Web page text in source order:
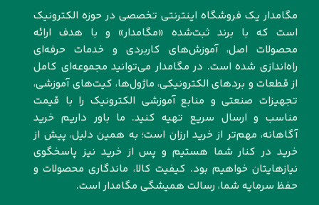
مگامدار یک فروشگاه اینترنتی تخصصی در حوزه الکترونیک
است که با برند ثبت‌شده «مگامدار» و با هدف ارائه
محصولات اصل، آموزش‌های کاربردی و خدمات حرفه‌ای
راه‌اندازی شده است. در مگامدار می‌توانید مجموعه‌ای کامل
از قطعات و بردهای الکترونیکی، ماژول‌ها، کیت‌های آموزشی،
تجهیزات صنعتی و منابع آموزشی الکترونیک را با قیمت
مناسب و ارسال سریع تهیه کنید. ما باور داریم خرید
آگاهانه، مهم‌تر از خرید ارزان است؛ به همین دلیل، پیش از
خرید در کنار شما هستیم و پس از خرید نیز پاسخگوی
نیازهایتان خواهیم بود. کیفیت کالا، ماندگاری محصولات و
حفظ سرمایه شما، رسالت همیشگی مگامدار است.